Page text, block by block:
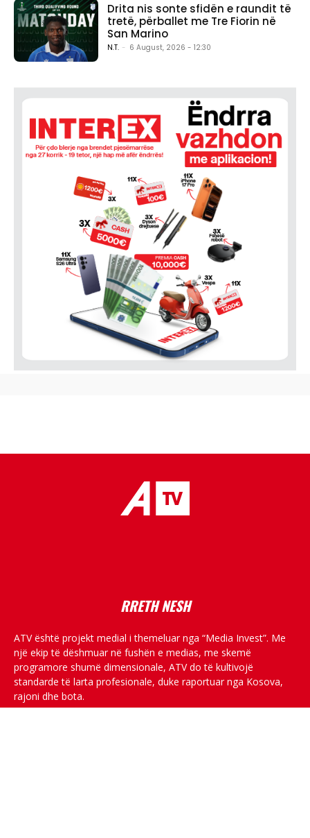
Drita nis sonte sfidën e raundit të
tretë, përballet me Tre Fiorin në
San Marino
N.T. - 6 August, 2026 - 12:30
RRETH NESH
ATV është projekt medial i themeluar nga “Media Invest”. Me
një ekip të dëshmuar në fushën e medias, me skemë
programore shumë dimensionale, ATV do të kultivojë
standarde të larta profesionale, duke raportuar nga Kosova,
rajoni dhe bota.